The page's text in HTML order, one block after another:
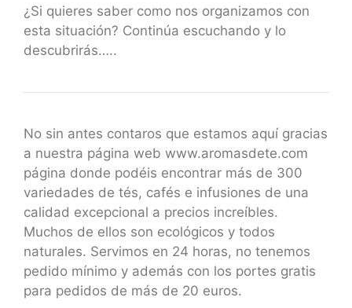
¿Si quieres saber como nos organizamos con
esta situación? Continúa escuchando y lo
descubrirás…..
No sin antes contaros que estamos aquí gracias
a nuestra página web www.aromasdete.com
página donde podéis encontrar más de 300
variedades de tés, cafés e infusiones de una
calidad excepcional a precios increíbles.
Muchos de ellos son ecológicos y todos
naturales. Servimos en 24 horas, no tenemos
pedido mínimo y además con los portes gratis
para pedidos de más de 20 euros.